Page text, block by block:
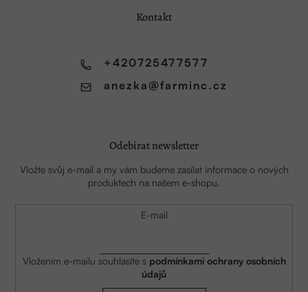
Kontakt
anezka @farminc.cz
+420725477577
Odebírat newsletter
Vložte svůj e-mail a my vám budeme zasílat informace o nových
produktech na našem e-shopu.
E-mail
Vložením e-mailu souhlasíte s podmínkami ochrany osobních
údajů